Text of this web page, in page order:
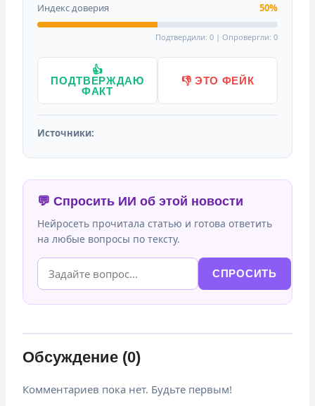
Индекс доверия 50%
Подтвердили: 0 | Опровергли: 0
👍
ПОДТВЕРЖДАЮ
ФАКТ
👎 ЭТО ФЕЙК
Источники:
💬 Спросить ИИ об этой новости
Нейросеть прочитала статью и готова ответить
на любые вопросы по тексту.
СПРОСИТЬ
Обсуждение (0)
Комментариев пока нет. Будьте первым!